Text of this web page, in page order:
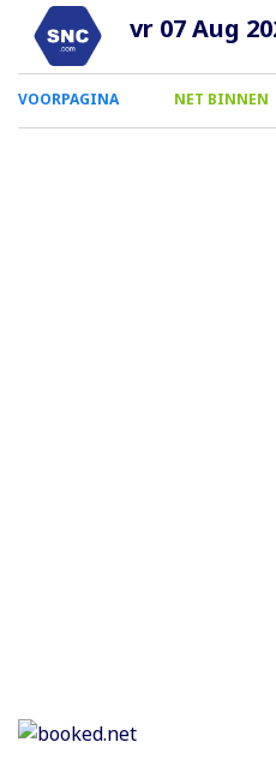
vr 07 Aug
0
Smartphone
VOORPAGINA NET BINNEN